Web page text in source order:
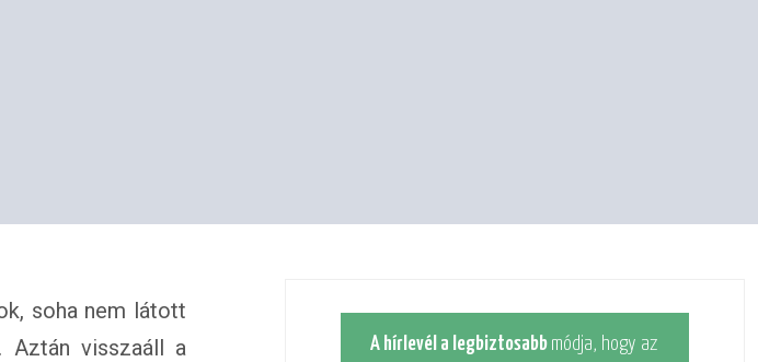
soha nem látott
Aztán visszaáll a
A hírlevél a legbiztosabb módja, hogy az